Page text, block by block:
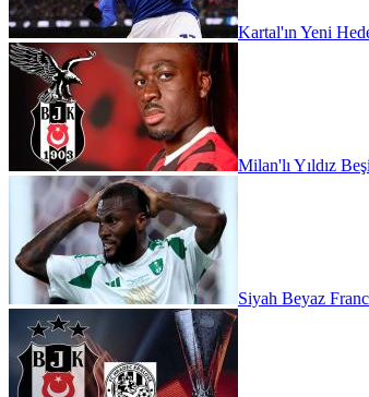
Kartal'ın Yeni
Milan'lı Yıldız
Siyah Beyaz